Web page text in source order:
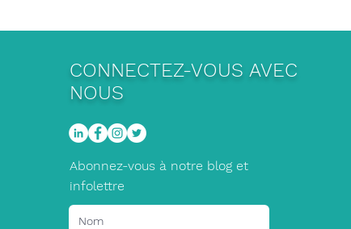
CONNECTEZ-VOUS AVEC
NOUS
Abonnez-vous à notre blog et
infolettre